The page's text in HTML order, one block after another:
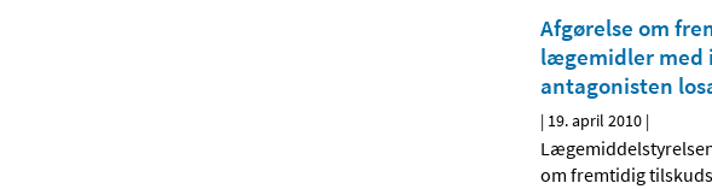
Afgørelse om
lægemidler med
antagonisten
| 19. april 2010 |
om fremtidig